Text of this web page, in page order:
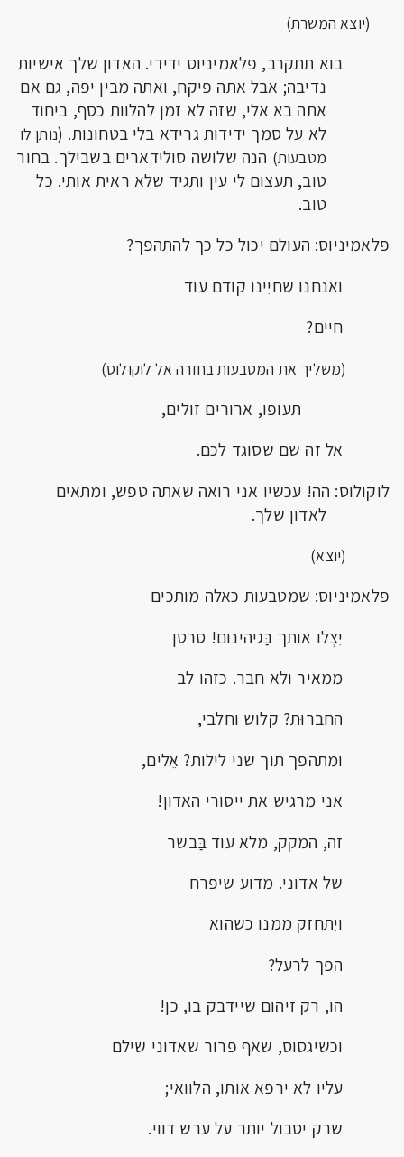
(יוצא המשרת)
בוא תתקרב, פלאמיניוס ידידי. האדון שלך אישיות
נדיבה; אבל אתה פיקח, ואתה מבין יפה, גם אם
אתה בא אלי, שזה לא זמן להלוות כסף, ביחוד
לא על סמך ידידות גרידא בלי בטחונות. (נותן לו
מטבעות) הנה שלושה סולידארים בשבילך. בחור
טוב, תעצום לי עין ותגיד שלא ראית אותי. כל
טוב.
פלאמיניוס: העולם יכול כל כך להתהפך?
ואנחנו שחיִינו קודם עוד
חיים?
(משליך את המטבעות בחזרה אל לוקולוס)
תעופו, ארורים זולים,
אל זה שם שסוגד לכם.
לוקולוס: הה! עכשיו אני רואה שאתה טפש, ומתאים
לאדון שלך.
(יוצא)
פלאמיניוס: שמטבּעות כאלה מותכים
יִצְלו אותך בַּגיהינום! סרטן
ממאיר ולא חבר. כזהו לב
החברוּת? קלוש וחלבי,
ומתהפך תוך שני לילות? אֵלים,
אני מרגיש את ייסורי האדון!
זה, המקק, מלא עוד בַּבשר
של אדוני. מדוע שיפרח
ויִתחזק ממנו כשהוא
הפך לרעל?
הו, רק זיהום שיידבק בו, כן!
וכשיגסוס, שאף פרור שאדוני שילם
עליו לא ירפא אותו, הלוואי;
שרק יסבול יותר על ערש דווי.